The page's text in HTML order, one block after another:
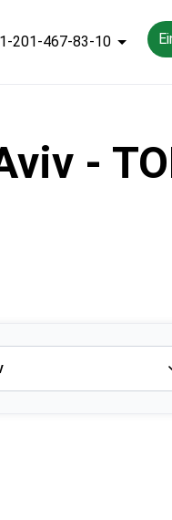
1-201-467-83-10
-